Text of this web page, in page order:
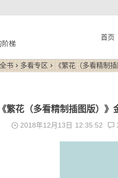
阶梯
首页
书 多看专区 《繁花（多看精制
《繁花（多看精制插图版）
2018年12月13日 12:35:52